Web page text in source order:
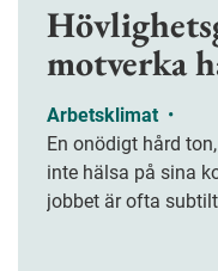
motverka
Arbetsklimat •
En onödigt hård
inte hälsa på sina
jobbet är ofta